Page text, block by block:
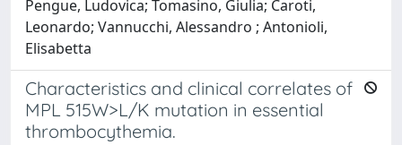
Pengue, Ludovica; Tomasino, Giulia; Caroti,
Leonardo; Vannucchi, Alessandro ; Antonioli,
Elisabetta
Characteristics and clinical correlates of
MPL 515W>L/K mutation in essential
thrombocythemia.